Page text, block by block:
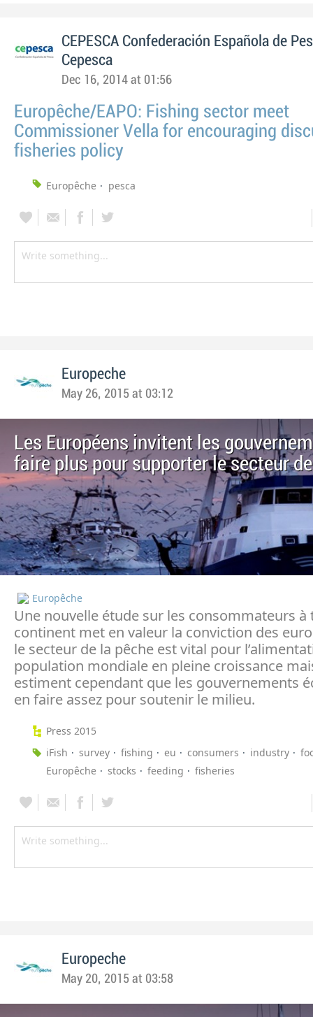
CEPESCA Confederación Española de
Cepesca
Dec 16, 2014 at 01:56
Europêche/EAPO: Fishing sector meet
Commissioner Vella for encouraging
fisheries policy
Europêche pesca
Europeche
May 26, 2015 at 03:12
Les Européens invitent les
faire plus pour supporter le secteur
Europêche
Une nouvelle étude sur les consommateurs à
continent met en valeur la conviction des
le secteur de la pêche est vital pour
population mondiale en pleine croissance
estiment cependant que les gouvernements
en faire assez pour soutenir le milieu.
Press 2015
iFish
survey fishing eu consumers industry
Europêche
stocks feeding fisheries
Europeche
May 20, 2015 at 03:58